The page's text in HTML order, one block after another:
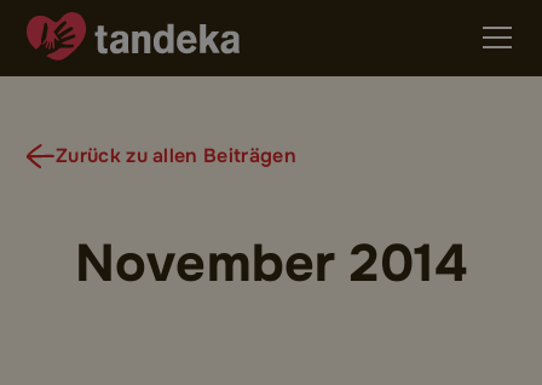
Zurück zu allen Beiträgen
November 2014